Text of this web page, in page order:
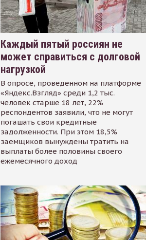
Каждый пятый россиян не
может справиться с долговой
нагрузкой
В опросе, проведенном на платформе
«Яндекс.Взгляд» среди 1,2 тыс.
человек старше 18 лет, 22%
респондентов заявили, что не могут
погашать свои кредитные
задолженности. При этом 18,5%
заемщиков вынуждены тратить на
выплаты более половины своего
ежемесячного доход